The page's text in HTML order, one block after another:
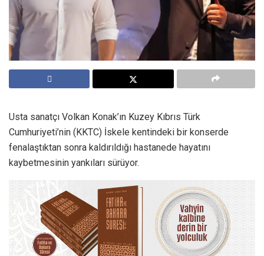
Usta sanatçı Volkan Konak’ın Kuzey Kıbrıs Türk
Cumhuriyeti’nin (KKTC) İskele kentindeki bir konserde
fenalaştıktan sonra kaldırıldığı hastanede hayatını
kaybetmesinin yankıları sürüyor.